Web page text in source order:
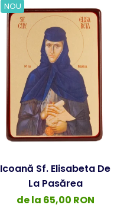
NOU
Icoană Sf. Elisabeta De
La Pasărea
de la 65,00 RON